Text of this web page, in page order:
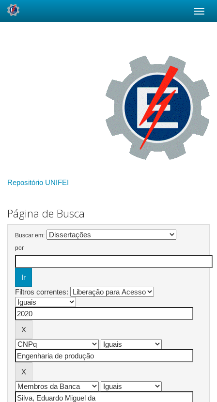
Repositório UNIFEI
Página de Busca
Buscar em:
por
Filtros correntes: